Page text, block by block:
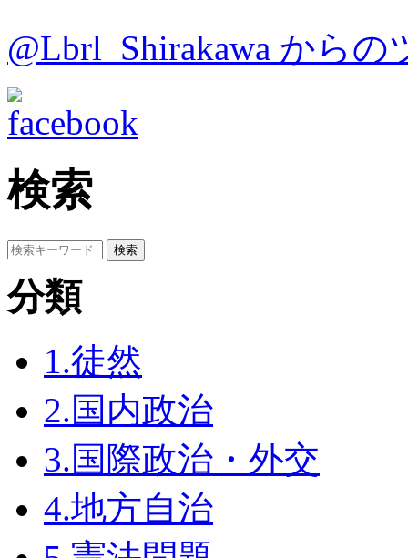
@Lbrl_Shirakawa からの
検索
分類
1.徒然
2.国内政治
3.国際政治・外交
4.地方自治